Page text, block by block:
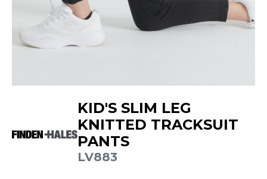
YOUR BRAND
VERTS
ECORESPONSABLE
FIN DE SÉRIE
KID'S SLIM LEG
KNITTED TRACKSUIT
PANTS
LV883